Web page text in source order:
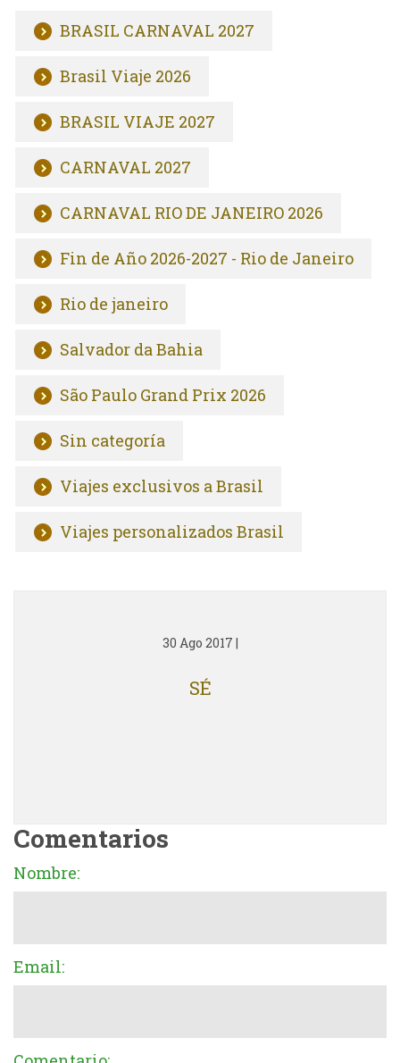
BRASIL CARNAVAL 2027
Brasil Viaje 2026
BRASIL VIAJE 2027
CARNAVAL 2027
CARNAVAL RIO DE JANEIRO 2026
Fin de Año 2026-2027 - Rio de Janeiro
Rio de janeiro
Salvador da Bahia
São Paulo Grand Prix 2026
Sin categoría
Viajes exclusivos a Brasil
Viajes personalizados Brasil
30 Ago 2017 |
SÉ
Comentarios
Nombre:
Email: